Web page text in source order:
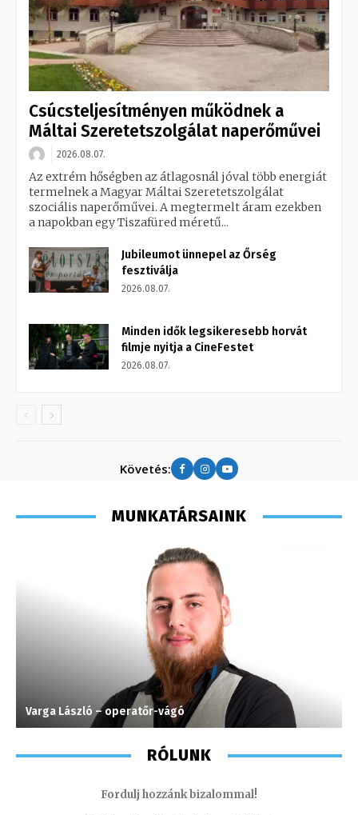
Csúcsteljesítményen működnek a
Máltai Szeretetszolgálat naperőművei
2026.08.07.
Az extrém hőségben az átlagosnál jóval több energiát
termelnek a Magyar Máltai Szeretetszolgálat
szociális naperőművei. A megtermelt áram ezekben
a napokban egy Tiszafüred méretű...
Jubileumot ünnepel az Őrség
fesztiválja
2026.08.07.
Minden idők legsikeresebb horvát
filmje nyitja a CineFestet
2026.08.07.
Követés:
MUNKATÁRSAINK
Varga László – operatőr-vágó
RÓLUNK
Fordulj hozzánk bizalommal!